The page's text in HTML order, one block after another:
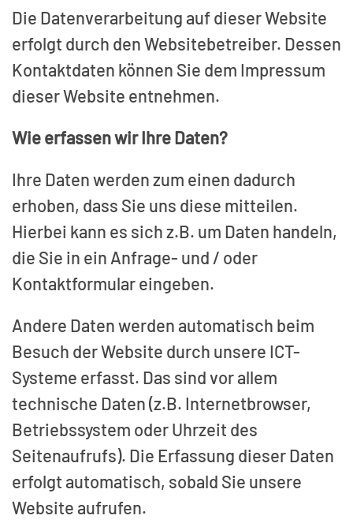
Die Datenverarbeitung auf dieser Website
erfolgt durch den Websitebetreiber. Dessen
Kontaktdaten können Sie dem Impressum
dieser Website entnehmen.
Wie erfassen wir Ihre Daten?
Ihre Daten werden zum einen dadurch
erhoben, dass Sie uns diese mitteilen.
Hierbei kann es sich z.B. um Daten handeln,
die Sie in ein Anfrage- und / oder
Kontaktformular eingeben.
Andere Daten werden automatisch beim
Besuch der Website durch unsere ICT-
Systeme erfasst. Das sind vor allem
technische Daten (z.B. Internetbrowser,
Betriebssystem oder Uhrzeit des
Seitenaufrufs). Die Erfassung dieser Daten
erfolgt automatisch, sobald Sie unsere
Website aufrufen.